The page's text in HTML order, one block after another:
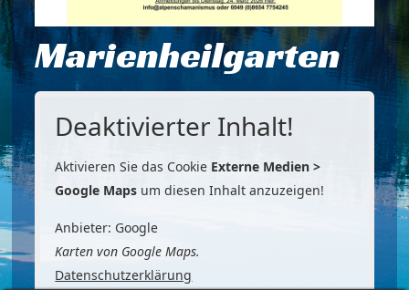
Marienheilgarten
Deaktivierter Inhalt!
Aktivieren Sie das Cookie Externe Medien >
Google Maps um diesen Inhalt anzuzeigen!
Anbieter: Google
Karten von Google Maps.
Datenschutzerklärung